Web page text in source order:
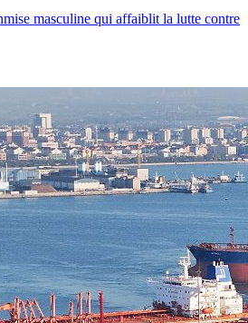
masculine qui affaiblit la lutte contre